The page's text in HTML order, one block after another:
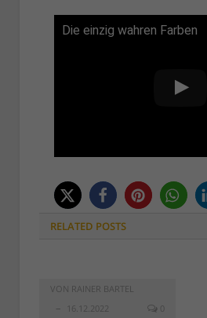
Die einzig wahren Farben
RELATED POSTS
VON RAINER BARTEL
16.12.2022
0